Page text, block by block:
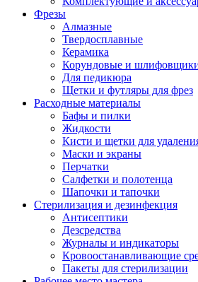
Фрезы
Алмазные
Твердосплавные
Керамика
Корундовые и
Для педикюра
Щетки и футляры для фрез
Расходные материалы
Бафы и пилки
Жидкости
Кисти и щетки для
Маски и экраны
Перчатки
Салфетки и полотенца
Шапочки и тапочки
Стерилизация и дезинфекция
Антисептики
Дезсредства
Журналы и индикаторы
Кровоостанавливающие
Пакеты для стерилизации